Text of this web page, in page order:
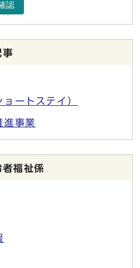
認
事
ートステイ）
進事業
福祉係